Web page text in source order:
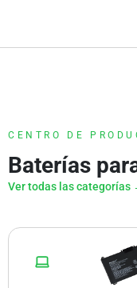
CENTRO DE
Baterías
Ver todas las categorías